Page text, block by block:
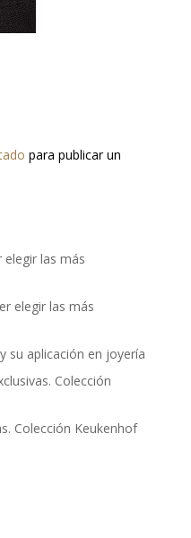
para publicar un
elegir las más
elegir las más
su aplicación en joyería
Colección
Colección Keukenhof